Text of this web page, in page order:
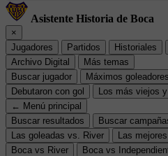
Asistente Historia de Boca
×
Jugadores
Partidos Historiales
Archivo Digital
Más temas
Buscar jugador
Máximos goleadores
Debutaron con gol
Los más viejos
← Menú principal
Buscar resultados
Buscar
Las goleadas vs. River
Las
Boca vs River
Boca vs